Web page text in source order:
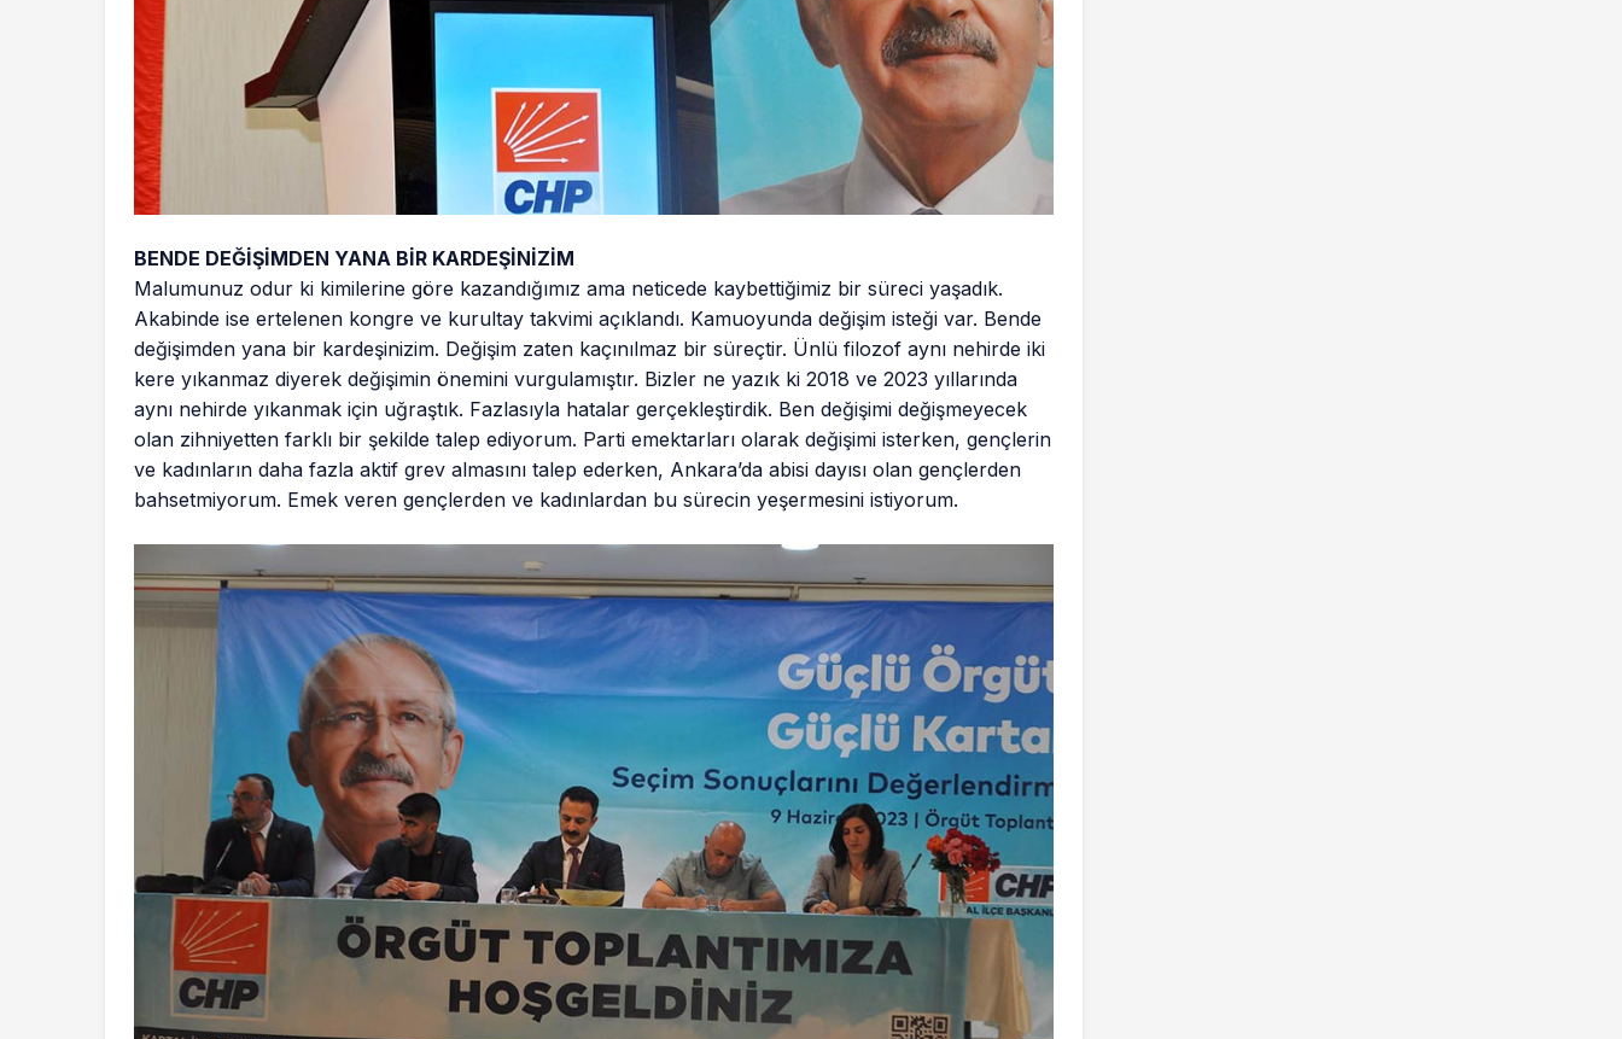
BENDE DEĞİŞİMDEN YANA BİR KARDEŞİNİZİM
Malumunuz odur ki kimilerine göre kazandığımız ama neticede kaybettiğimiz bir süreci yaşadık.
Akabinde ise ertelenen kongre ve kurultay takvimi açıklandı. Kamuoyunda değişim isteği var. Bende
değişimden yana bir kardeşinizim. Değişim zaten kaçınılmaz bir süreçtir. Ünlü filozof aynı nehirde iki
kere yıkanmaz diyerek değişimin önemini vurgulamıştır. Bizler ne yazık ki 2018 ve 2023 yıllarında
aynı nehirde yıkanmak için uğraştık. Fazlasıyla hatalar gerçekleştirdik. Ben değişimi değişmeyecek
olan zihniyetten farklı bir şekilde talep ediyorum. Parti emektarları olarak değişimi isterken, gençlerin
ve kadınların daha fazla aktif grev almasını talep ederken, Ankara’da abisi dayısı olan gençlerden
bahsetmiyorum. Emek veren gençlerden ve kadınlardan bu sürecin yeşermesini istiyorum.